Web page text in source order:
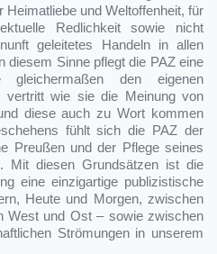
Heimatliebe und Weltoffenheit, für
Redlichkeit sowie nicht
geleitetes Handeln in allen
diesem Sinne pflegt die PAZ eine
gleichermaßen den eigenen
vertritt wie sie die Meinung von
diese auch zu Wort kommen
fühlt sich die PAZ der
Preußen und der Pflege seines
Mit diesen Grundsätzen ist die
eine einzigartige publizistische
Heute und Morgen, zwischen
West und Ost – sowie zwischen
Strömungen in unserem